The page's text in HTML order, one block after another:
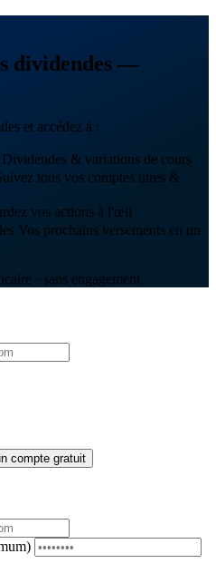
dividendes —
et accédez à :
Dividendes & variations de cours
tous vos comptes titres &
vos actions à l'œil
Vos prochains versements en un
· sans engagement
compte gratuit